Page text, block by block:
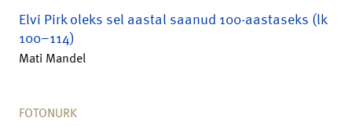
Elvi Pirk oleks sel aastal saanud 100-aastaseks (lk
100–114)
Mati Mandel
FOTONURK